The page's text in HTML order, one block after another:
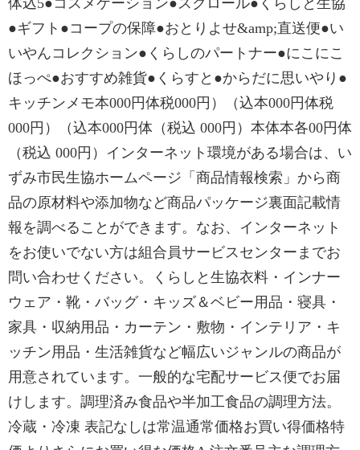
体込5●コスメケーション●スクロール●くらしと生協
●ギフト●コープの保障●おとりよせ&amp;直送便●い
いやんコレクション●くらしのパートナー●にこにこ
ほっぺ●おすすめ雑貨●くらすと●からだに思いやり●
キッチンメモ本000円体税000円）（込本000円体税
000円）（込本000円体（税込 000円）本体本各00円体
（税込 000円）インターネット環境がある場合は、い
ずみ市民生協ホームページ「商品情報検索」から商
品の原材料や添加物など商品パッケージ裏面記載情
報を調べることができます。なお、インターネット
をお使いでない方は組合員サービスセンターまでお
問い合わせください。くらしと生協衣料・インナー
ウェア・靴・バッグ・キッズ＆ベビー用品・寝具・
家具・収納用品・カーテン・敷物・インテリア・キ
ッチン用品・生活雑貨など幅広いジャンルの商品が
用意されています。一般的な宅配サービス便でお届
けします。調理済み食品や半加工食品の調理方法。
冷蔵・冷凍 表記なしは常温通常価格お買い得価格特